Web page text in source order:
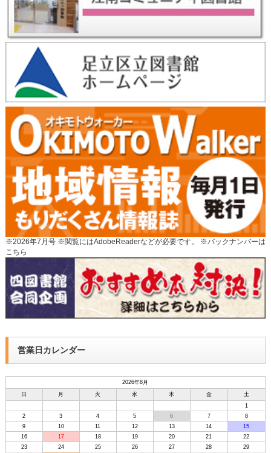
※2026年7月号 ※閲覧にはAdobeReaderなどが必要です。 ※バックナンバーは
こちら
営業日カレンダー
2026年8月
日
月 火 水 木 金
土
1
2
3 4 5 6 7
8
9
10 11 12 13 14
15
16
17 18 19 20 21
22
23
24 25 26 27 28
29